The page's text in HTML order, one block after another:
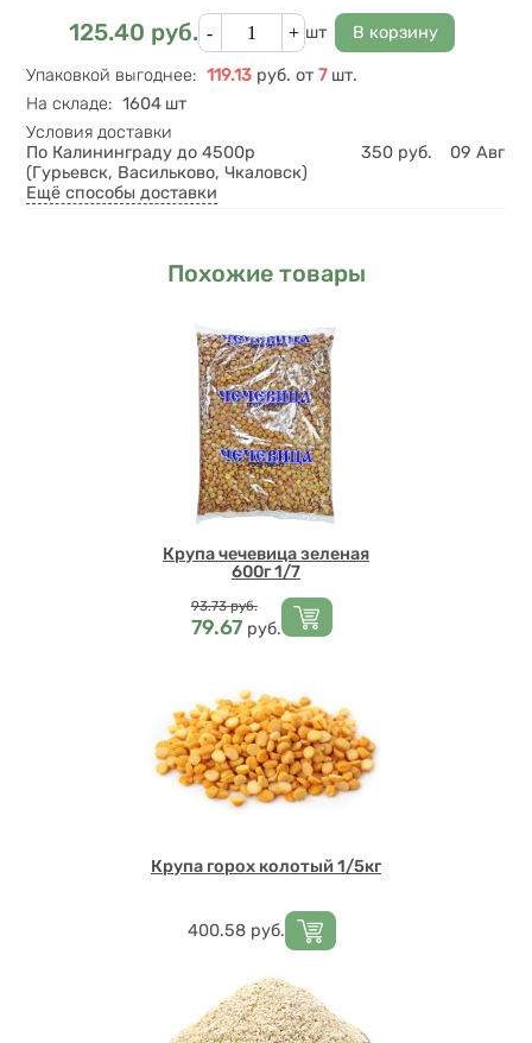
Цена
125.40 руб.Кол-во шт
Упаковкой выгоднее: 119.13 руб. от 7 шт.
На складе: 1604 шт
Условия доставки
По Калининграду до 4500р
(Гурьевск, Васильково, Чкаловск)
350 руб.
09 Авг
Ещё способы доставки
Похожие товары
Крупа чечевица зеленая
600г 1/7
Цена
93.73 руб.
79.67 руб.
Крупа горох колотый 1/5кг
Цена
400.58 руб.